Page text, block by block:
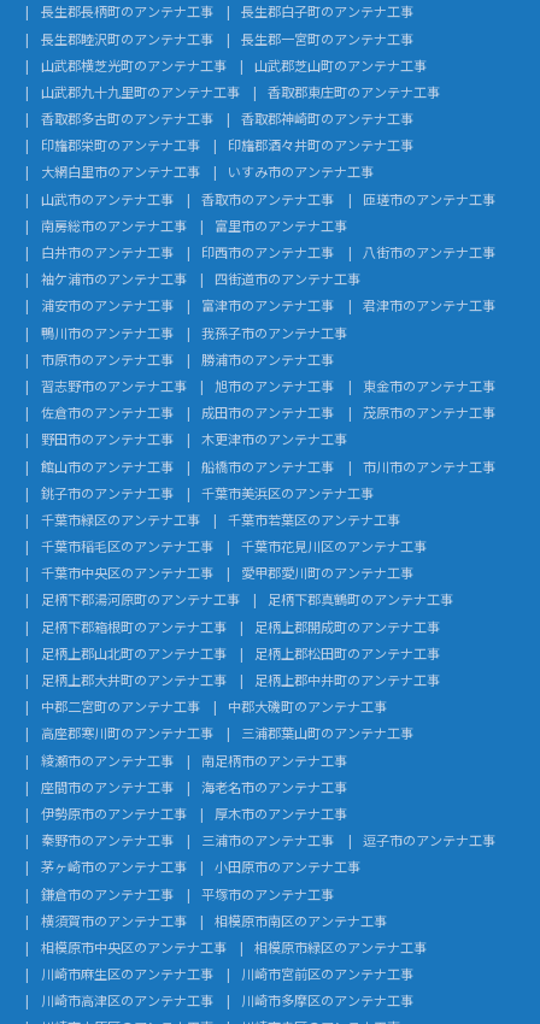
長生郡長柄町のアンテナ工事
長生郡白子町のアンテナ工事
長生郡睦沢町のアンテナ工事
長生郡一宮町のアンテナ工事
山武郡横芝光町のアンテナ工事
山武郡芝山町のアンテナ工事
山武郡九十九里町のアンテナ工事
香取郡東庄町のアンテナ工事
香取郡多古町のアンテナ工事
香取郡神崎町のアンテナ工事
印旛郡栄町のアンテナ工事
印旛郡酒々井町のアンテナ工事
大網白里市のアンテナ工事
いすみ市のアンテナ工事
山武市のアンテナ工事
香取市のアンテナ工事
匝瑳市のアンテナ工事
南房総市のアンテナ工事
富里市のアンテナ工事
白井市のアンテナ工事
印西市のアンテナ工事
八街市のアンテナ工事
袖ケ浦市のアンテナ工事
四街道市のアンテナ工事
浦安市のアンテナ工事
富津市のアンテナ工事
君津市のアンテナ工事
鴨川市のアンテナ工事
我孫子市のアンテナ工事
市原市のアンテナ工事
勝浦市のアンテナ工事
習志野市のアンテナ工事
旭市のアンテナ工事
東金市のアンテナ工事
佐倉市のアンテナ工事
成田市のアンテナ工事
茂原市のアンテナ工事
野田市のアンテナ工事
木更津市のアンテナ工事
館山市のアンテナ工事
船橋市のアンテナ工事
市川市のアンテナ工事
銚子市のアンテナ工事
千葉市美浜区のアンテナ工事
千葉市緑区のアンテナ工事
千葉市若葉区のアンテナ工事
千葉市稲毛区のアンテナ工事
千葉市花見川区のアンテナ工事
千葉市中央区のアンテナ工事
愛甲郡愛川町のアンテナ工事
足柄下郡湯河原町のアンテナ工事
足柄下郡真鶴町のアンテナ工事
足柄下郡箱根町のアンテナ工事
足柄上郡開成町のアンテナ工事
足柄上郡山北町のアンテナ工事
足柄上郡松田町のアンテナ工事
足柄上郡大井町のアンテナ工事
足柄上郡中井町のアンテナ工事
中郡二宮町のアンテナ工事
中郡大磯町のアンテナ工事
高座郡寒川町のアンテナ工事
三浦郡葉山町のアンテナ工事
綾瀬市のアンテナ工事
南足柄市のアンテナ工事
座間市のアンテナ工事
海老名市のアンテナ工事
伊勢原市のアンテナ工事
厚木市のアンテナ工事
秦野市のアンテナ工事
三浦市のアンテナ工事
逗子市のアンテナ工事
茅ヶ崎市のアンテナ工事
小田原市のアンテナ工事
鎌倉市のアンテナ工事
平塚市のアンテナ工事
横須賀市のアンテナ工事
相模原市南区のアンテナ工事
相模原市中央区のアンテナ工事
相模原市緑区のアンテナ工事
川崎市麻生区のアンテナ工事
川崎市宮前区のアンテナ工事
川崎市高津区のアンテナ工事
川崎市多摩区のアンテナ工事